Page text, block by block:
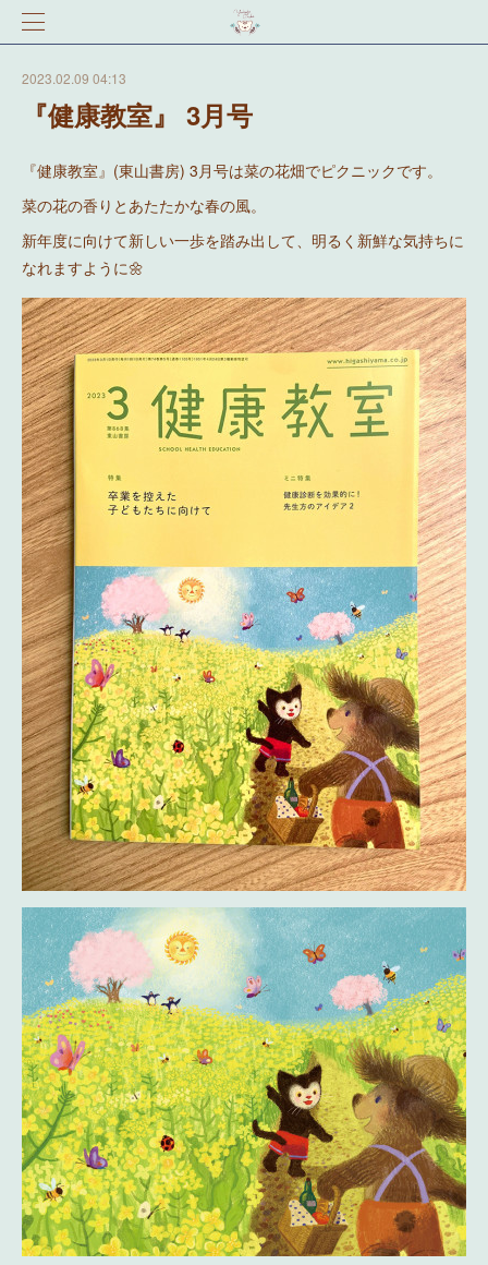
2023.02.09 04:13
『健康教室』 3月号
『健康教室』(東山書房) 3月号は菜の花畑でピクニックです。
菜の花の香りとあたたかな春の風。
新年度に向けて新しい一歩を踏み出して、明るく新鮮な気持ちに
なれますように🌼